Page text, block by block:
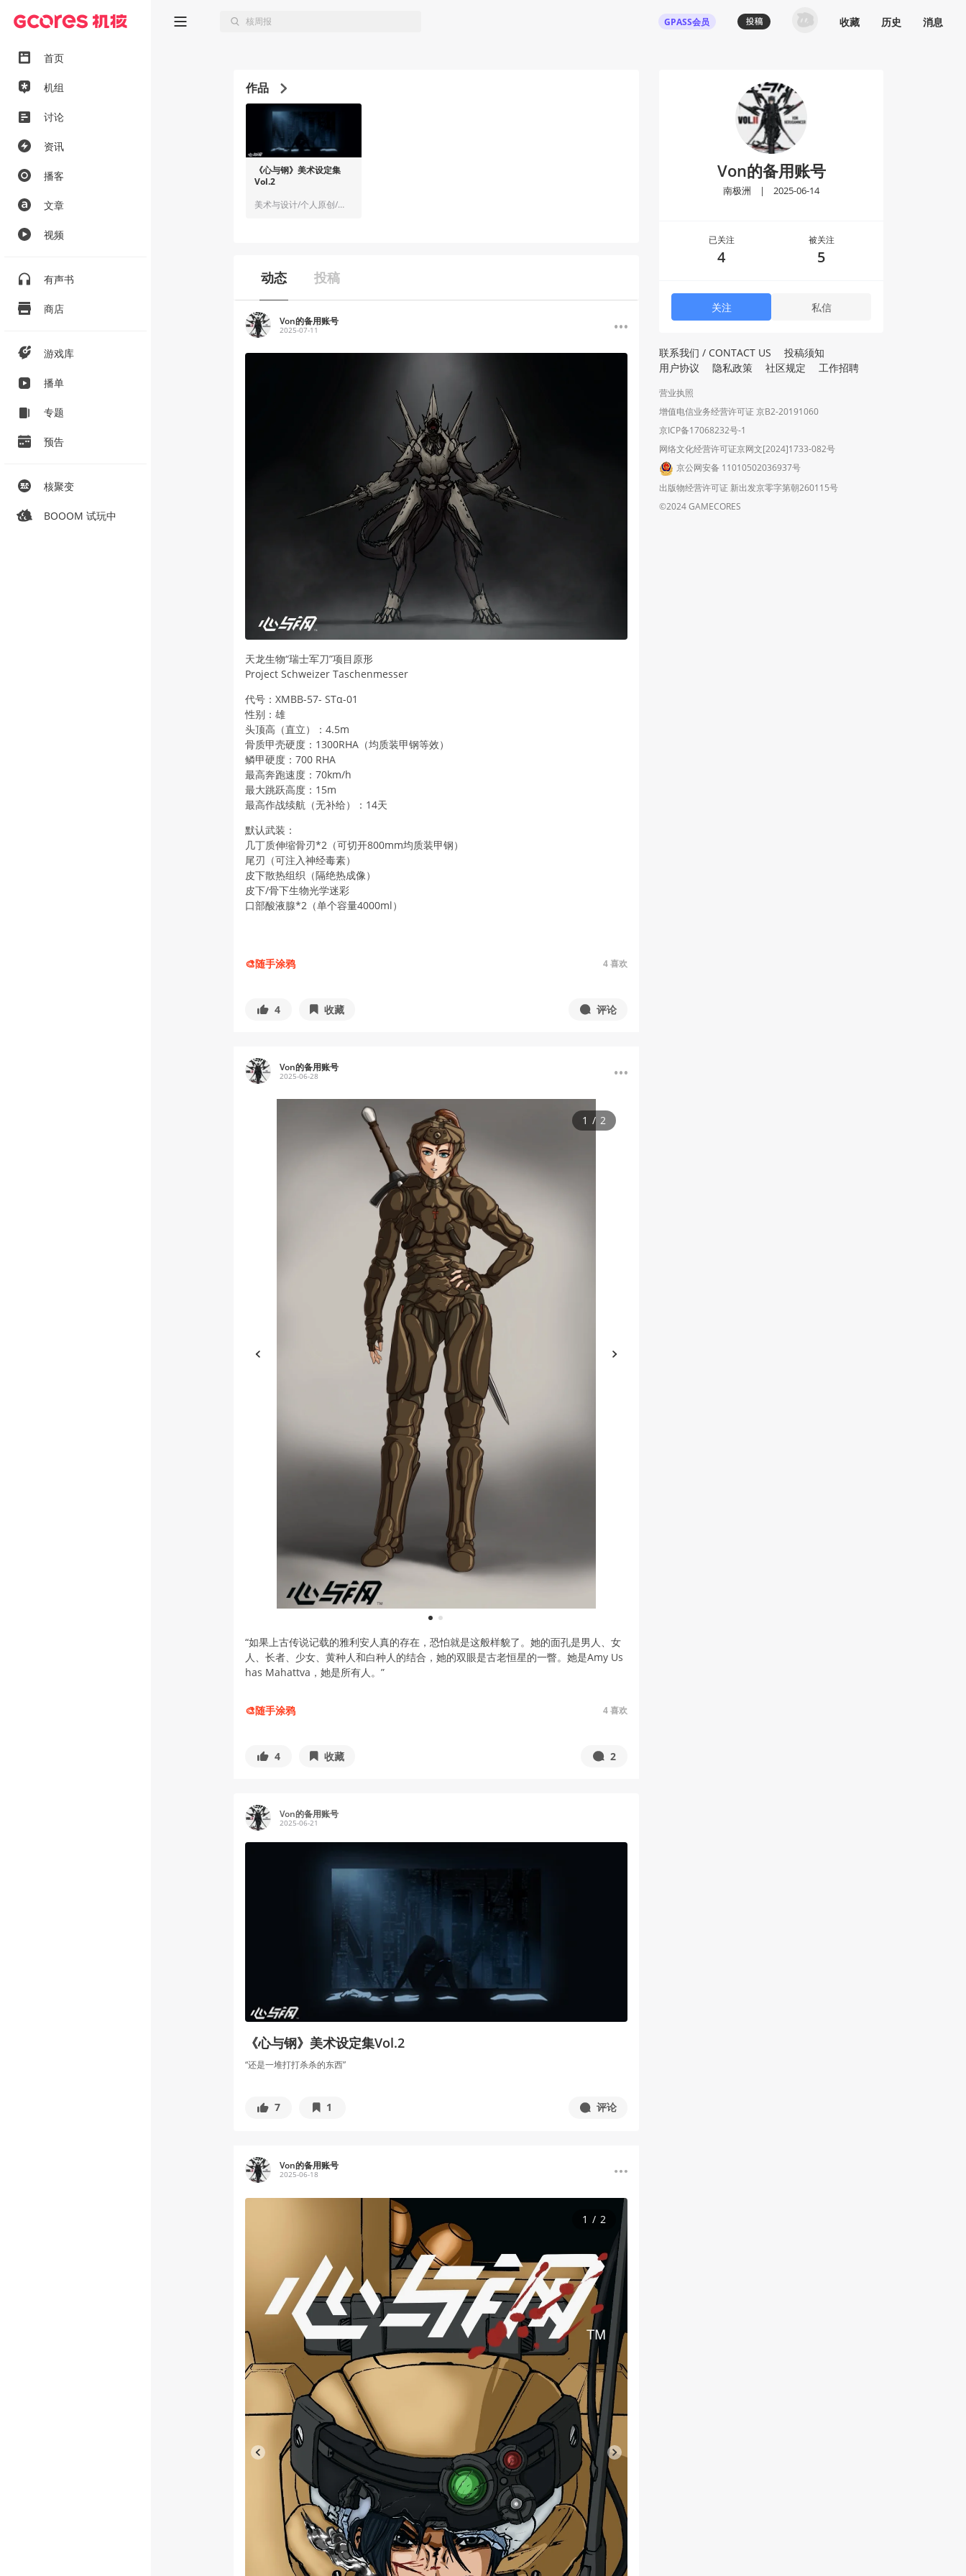
首页
机组
讨论
资讯
播客
文章
视频
有声书
商店
游戏库
播单
专题
预告
核聚变
BOOOM 试玩中
GPASS会员 收藏 历史 消息
作品
《心与钢》美术设定集
Vol.2
美术与设计/个人原创/插画
动态 投稿
Von的备用账号
2025-07-11
天龙生物“瑞士军刀”项目原形
Project Schweizer Taschenmesser
代号：XMBB-57- STα-01
性别：雄
头顶高（直立）：4.5m
骨质甲壳硬度：1300RHA（均质装甲钢等效）
鳞甲硬度：700 RHA
最高奔跑速度：70km/h
最大跳跃高度：15m
最高作战续航（无补给）：14天
默认武装：
几丁质伸缩骨刃*2（可切开800mm均质装甲钢）
尾刃（可注入神经毒素）
皮下散热组织（隔绝热成像）
皮下/骨下生物光学迷彩
口部酸液腺*2（单个容量4000ml）
🎨随手涂鸦 4喜欢
4 收藏 评论
Von的备用账号
2025-06-28
1 2
1 / 2
“如果上古传说记载的雅利安人真的存在，恐怕就是这般样貌了。她的面孔是男人、女
人、长者、少女、黄种人和白种人的结合，她的双眼是古老恒星的一瞥。她是Amy Us
has Mahattva，她是所有人。”
🎨随手涂鸦 4喜欢
4 收藏 2
Von的备用账号
2025-06-21
《心与钢》美术设定集Vol.2
“还是一堆打打杀杀的东西”
7 1 评论
Von的备用账号
2025-06-18
1 / 2
Von的备用账号
南极洲 | 2025-06-14
已关注
4
被关注
5
关注 私信
联系我们 / CONTACT US
投稿须知
用户协议
隐私政策 社区规定 工作招聘
营业执照
增值电信业务经营许可证 京B2-20191060
京ICP备17068232号-1
网络文化经营许可证京网文[2024]1733-082号
京公网安备 11010502036937号
出版物经营许可证 新出发京零字第朝260115号
©2024 GAMECORES